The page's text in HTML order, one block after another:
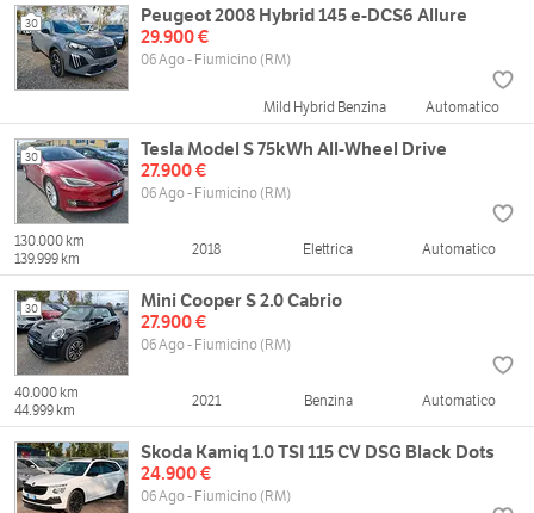
30
Peugeot 2008 Hybrid 145 e-DCS6 Allure
29.900 €
06 Ago - Fiumicino (RM)
Mild Hybrid Benzina Automatico
30
Tesla Model S 75kWh All-Wheel Drive
27.900 €
06 Ago - Fiumicino (RM)
130.000 km
139.999 km
2018 Elettrica Automatico
30
Mini Cooper S 2.0 Cabrio
27.900 €
06 Ago - Fiumicino (RM)
40.000 km
44.999 km
2021 Benzina Automatico
Skoda Kamiq 1.0 TSI 115 CV DSG Black Dots
24.900 €
06 Ago - Fiumicino (RM)